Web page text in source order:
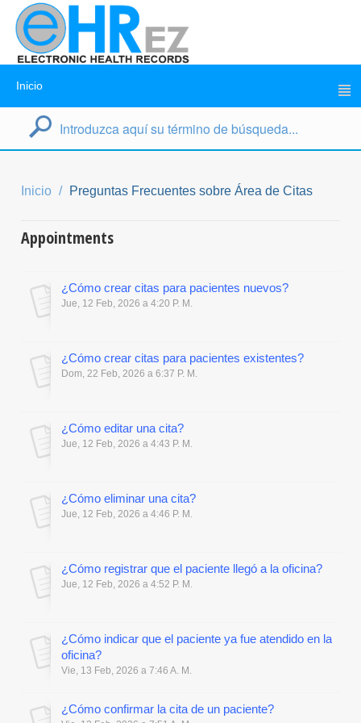
Inicio
Inicio Preguntas Frecuentes sobre Área de Citas
Appointments
¿Cómo crear citas para pacientes nuevos?
Jue, 12 Feb, 2026 a 4:20 P. M.
¿Cómo crear citas para pacientes existentes?
Dom, 22 Feb, 2026 a 6:37 P. M.
¿Cómo editar una cita?
Jue, 12 Feb, 2026 a 4:43 P. M.
¿Cómo eliminar una cita?
Jue, 12 Feb, 2026 a 4:46 P. M.
¿Cómo registrar que el paciente llegó a la oficina?
Jue, 12 Feb, 2026 a 4:52 P. M.
¿Cómo indicar que el paciente ya fue atendido en la
oficina?
Vie, 13 Feb, 2026 a 7:46 A. M.
¿Cómo confirmar la cita de un paciente?